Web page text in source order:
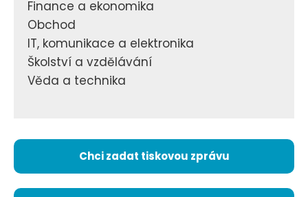
Finance a ekonomika
Obchod
IT, komunikace a elektronika
Školství a vzdělávání
Věda a technika
Chci zadat tiskovou zprávu